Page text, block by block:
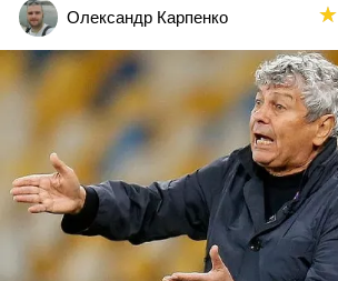
Різне
Букмекери
Казино
Олександр Карпенко ★
★